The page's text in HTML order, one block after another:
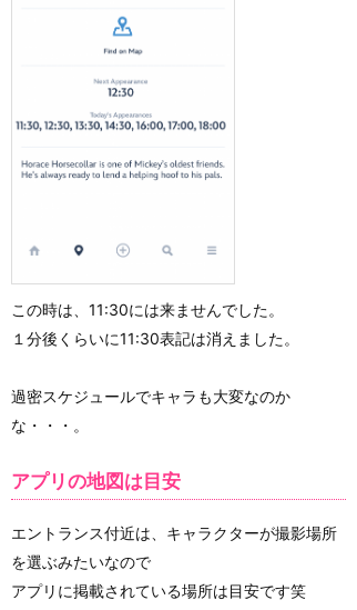
この時は、11:30には来ませんでした。
１分後くらいに11:30表記は消えました。
過密スケジュールでキャラも大変なのか
な・・・。
アプリの地図は目安
エントランス付近は、キャラクターが撮影場所
を選ぶみたいなので
アプリに掲載されている場所は目安です笑